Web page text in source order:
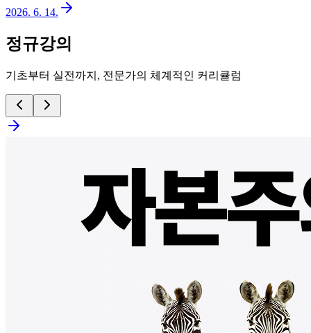
2026. 6. 14.
정규강의
기초부터 실전까지, 전문가의 체계적인 커리큘럼